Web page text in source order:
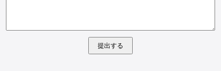
提出する